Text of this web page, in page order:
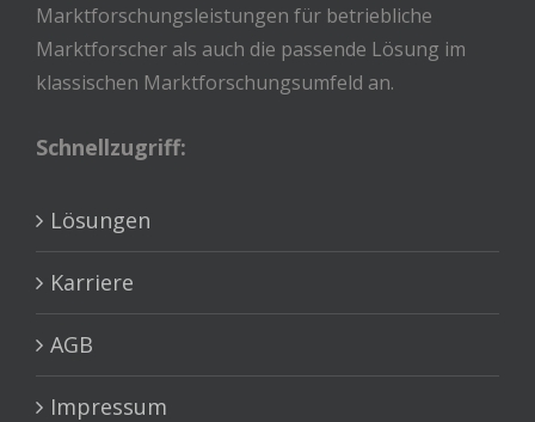
Marktforschungsleistungen für betriebliche
Marktforscher als auch die passende Lösung im
klassischen Marktforschungsumfeld an.
Schnellzugriff:
Lösungen
Karriere
AGB
Impressum